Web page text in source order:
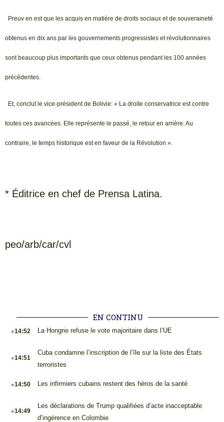
Preuv en est que les acquis en matière de droits sociaux et de souveraineté
obtenus en dix ans par les gouvernements progressistes et révolutionnaires
sont beaucoup plus importants que ceux obtenus pendant les 100 années
précédentes.
Et, conclut le vice-président de Bolivie: « La droite conservatrice est contre
toutes ces avancées. Elle représente le passé, le retour en arrière. Au
contraire, le temps historique est en faveur de la Révolution ».
* Éditrice en chef de Prensa Latina.
peo/arb/car/cvl
EN CONTINU
.14:52 La Hongrie refuse le vote majoritaire dans l’UE
.14:51
Cuba condamne l’inscription de l’île sur la liste des États
terroristes
.14:50 Les infirmiers cubains restent des héros de la santé
.14:49
Les déclarations de Trump qualifiées d’acte inacceptable
d’ingérence en Colombie